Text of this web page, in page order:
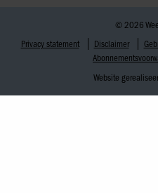
© 2026
Privacy statement
Disclaimer
Website